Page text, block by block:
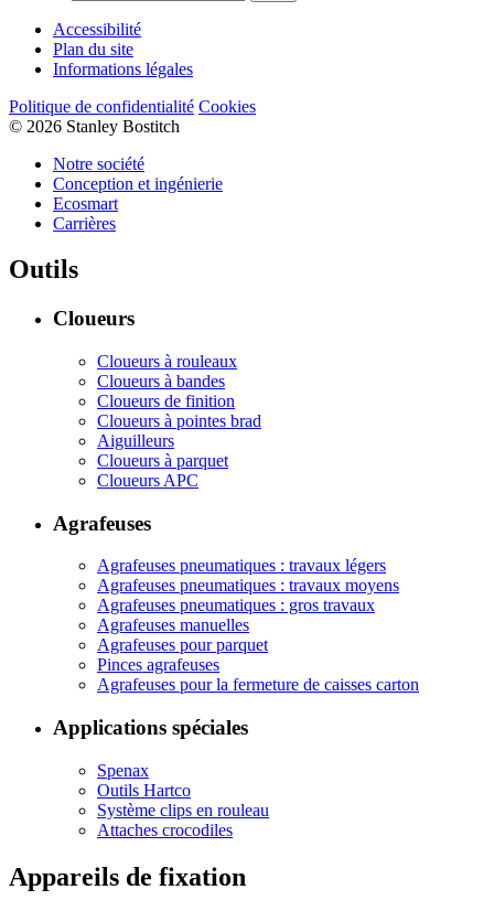
Accessibilité
Plan du site
Informations légales
Politique de confidentialité Cookies
© 2026 Stanley Bostitch
Notre société
Conception et ingénierie
Ecosmart
Carrières
Outils
Cloueurs
Cloueurs à rouleaux
Cloueurs à bandes
Cloueurs de finition
Cloueurs à pointes brad
Aiguilleurs
Cloueurs à parquet
Cloueurs APC
Agrafeuses
Agrafeuses pneumatiques : travaux légers
Agrafeuses pneumatiques : travaux moyens
Agrafeuses pneumatiques : gros travaux
Agrafeuses manuelles
Agrafeuses pour parquet
Pinces agrafeuses
Agrafeuses pour la fermeture de caisses carton
Applications spéciales
Spenax
Outils Hartco
Système clips en rouleau
Attaches crocodiles
Appareils de fixation